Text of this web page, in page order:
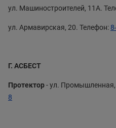
ул. Машиностроителей, 11А.
ул. Армавирская, 20. Телефон:
Г. АСБЕСТ
Протектор- ул. Промышленная,
8